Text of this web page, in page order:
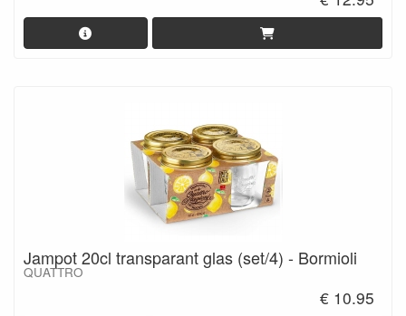
Jampot 20cl transparant glas (set/4) - Bormioli
QUATTRO
€ 10.95